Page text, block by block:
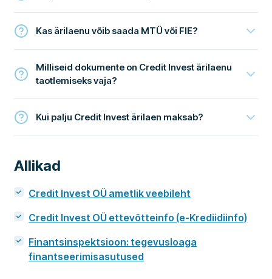
Kas ärilaenu võib saada MTÜ või FIE?
Milliseid dokumente on Credit Invest ärilaenu
taotlemiseks vaja?
Kui palju Credit Invest ärilaen maksab?
Allikad
Credit Invest OÜ ametlik veebileht
Credit Invest OÜ ettevõtteinfo (e-Krediidiinfo)
Finantsinspektsioon: tegevusloaga
finantseerimisasutused